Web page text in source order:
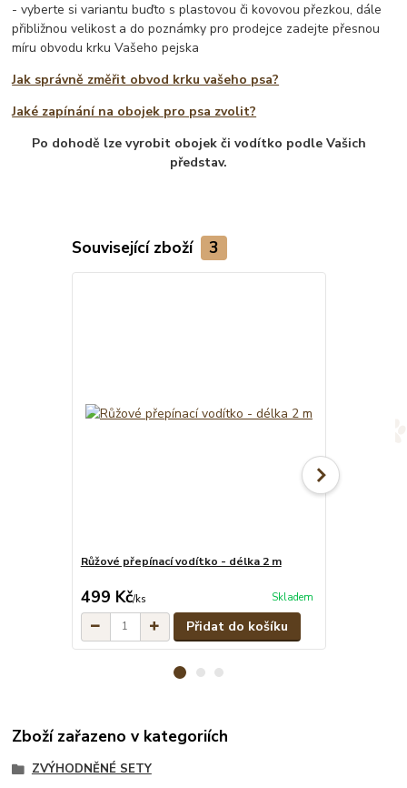
- vyberte si variantu buďto s plastovou či kovovou přezkou, dále
přibližnou velikost a do poznámky pro prodejce zadejte přesnou
míru obvodu krku Vašeho pejska
Jak správně změřit obvod krku vašeho psa?
Jaké zapínání na obojek pro psa zvolit?
Po dohodě lze vyrobit obojek či vodítko podle Vašich
představ.
Související zboží 3
Růžové přepínací vodítko - délka 2 m
499 Kč/ks Skladem
Přidat do košíku
Zboží zařazeno v kategoriích
ZVÝHODNĚNÉ SETY